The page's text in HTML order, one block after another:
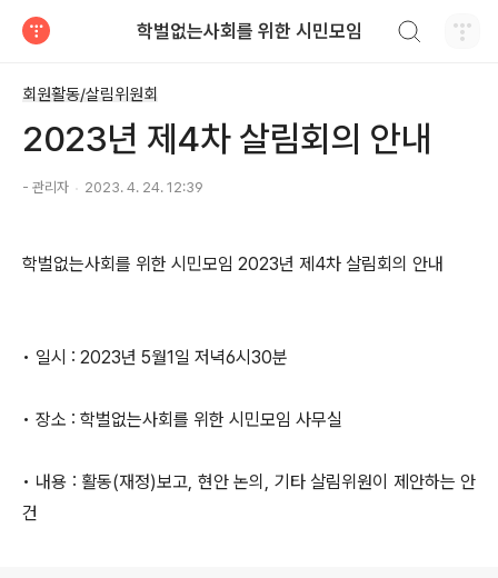
학벌없는사회를 위한 시민모임
회원활동/살림위원회
2023년 제4차 살림회의 안내
- 관리자 2023. 4. 24. 12:39
학벌없는사회를 위한 시민모임 2023년 제4차 살림회의 안내
• 일시 : 2023년 5월1일 저녁6시30분
• 장소 : 학벌없는사회를 위한 시민모임 사무실
• 내용 : 활동(재정)보고, 현안 논의, 기타 살림위원이 제안하는 안
건